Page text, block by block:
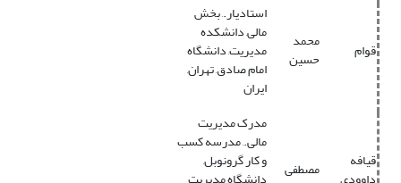
قوام محمد
حسین
استادیار., بخش
مالی, دانشکده
مدیریت, دانشگاه
امام صادق, تهران,
ایران
قیافه مصطفی
مدرک مدیریت
مالی., مدرسه کسب
و کار گرونوبل,